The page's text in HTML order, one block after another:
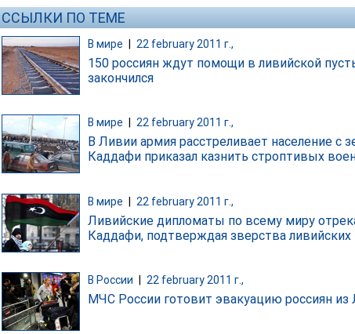
ССЫЛКИ ПО ТЕМЕ
В мире 22 february 2011 г.,
150 россиян ждут помощи в ливийской
закончился
В мире 22 february 2011 г.,
В Ливии армия расстреливает население с
Каддафи приказал казнить строптивых
В мире | 22 february 2011 г.,
Ливийские дипломаты по всему миру
Каддафи, подтверждая зверства
В России 22 february 2011 г.,
МЧС России готовит эвакуацию россиян из